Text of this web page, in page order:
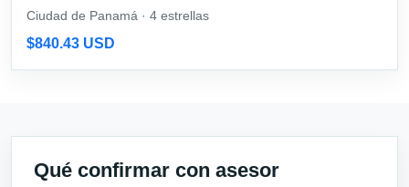
Ciudad de Panamá · 4 estrellas
$840.43 USD
Qué confirmar con asesor